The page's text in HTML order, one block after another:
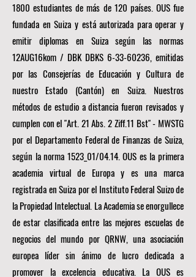
1800 estudiantes de más de 120 países. OUS fue
fundada en Suiza y está autorizada para operar y
emitir diplomas en Suiza según las normas
12AUG16kom / DBK DBKS 6-33-60236, emitidas
por las Consejerías de Educación y Cultura de
nuestro Estado (Cantón) en Suiza. Nuestros
métodos de estudio a distancia fueron revisados y
cumplen con el "Art. 21 Abs. 2 Ziff.11 Bst" - MWSTG
por el Departamento Federal de Finanzas de Suiza,
según la norma 1523_01/04.14. OUS es la primera
academia virtual de Europa y es una marca
registrada en Suiza por el Instituto Federal Suizo de
la Propiedad Intelectual. La Academia se enorgullece
de estar clasificada entre las mejores escuelas de
negocios del mundo por QRNW, unaasociación
europea líder sin ánimo de lucro dedicada a
promover la excelencia educativa. La OUS es